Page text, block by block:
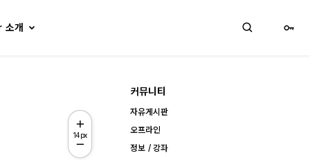
개
14px
커뮤니티
자유게시판
오프라인
정보 / 강좌